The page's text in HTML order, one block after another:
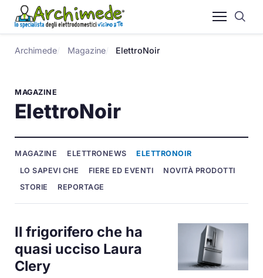
Archimede Magazine ElettroNoir
MAGAZINE
ElettroNoir
MAGAZINE ELETTRONEWS
ELETTRONOIR
LO SAPEVI CHE
FIERE ED EVENTI
NOVITÀ PRODOTTI
STORIE
REPORTAGE
Il frigorifero che ha
quasi ucciso Laura
Clery